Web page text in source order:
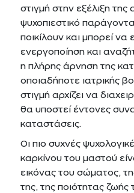
στιγμή στην εξέλιξη της
ψυχοπιεστικό
ποικίλουν και μπορεί να
ενεργοποίηση και
η πλήρης άρνηση της
οποιαδήποτε ιατρικής
στιγμή αρχίζει να
θα υποστεί έντονες
καταστάσεις.
Οι πιο συχνές
καρκίνου του μαστού
εικόνας του σώματος,
της, της ποιότητας ζωής